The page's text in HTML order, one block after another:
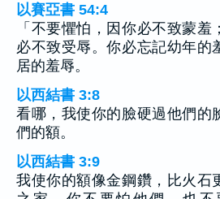
以賽亞書 54:4
「不要懼怕，因你必不致蒙
必不致受辱。你必忘記幼年的
居的羞辱。
以西結書 3:8
看哪，我使你的臉硬過他們的
們的額。
以西結書 3:9
我使你的額像金鋼鑽，比火石